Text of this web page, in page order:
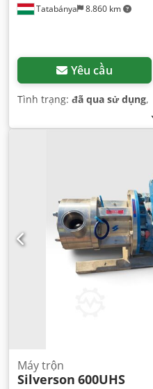
Tatabánya 8.860 km
Yêu cầu
Tình trạng: đã qua sử dụng,
Máy trộn
Silverson 600UHS